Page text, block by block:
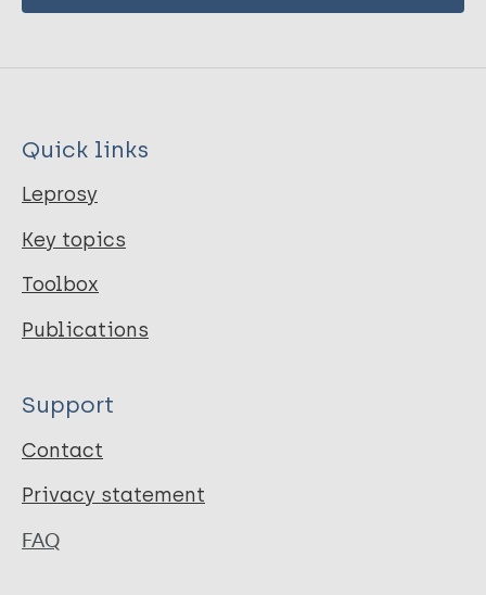
Quick links
Leprosy
Key topics
Toolbox
Publications
Support
Contact
Privacy statement
FAQ